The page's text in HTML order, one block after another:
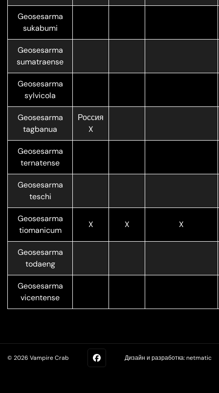
Geosesarma
sukabumi
Geosesarma
sumatraense
Geosesarma
sylvicola
Geosesarma
tagbanua
Россия
X
Geosesarma
ternatense
Geosesarma
teschi
Geosesarma
tiomanicum
X X X
Geosesarma
todaeng
Geosesarma
vicentense
© 2026 Vampire Crab Дизайн и разработка:netmatic